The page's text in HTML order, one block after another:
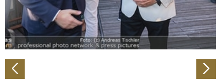
analysieren. Außerdem geben wir Informationen zu Ihrer
Verwendung unserer Website an unsere Partner für
soziale Medien, Werbung und Analysen weiter. Unsere
Partner führen diese Informationen möglicherweise mit
haben oder die sie im Rahmen Ihrer Nutzung der Dienste
gesammelt haben.